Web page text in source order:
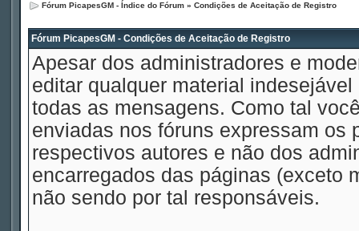
Fórum PicapesGM - Índice do Fórum » Condições de Aceitação de Registro
Fórum PicapesGM - Condições de Aceitação de Registro
Apesar dos administradores e
editar qualquer material
todas as mensagens. Como tal
enviadas nos fóruns expressam os
respectivos autores e não dos
encarregados das páginas (exceto
não sendo por tal responsáveis.